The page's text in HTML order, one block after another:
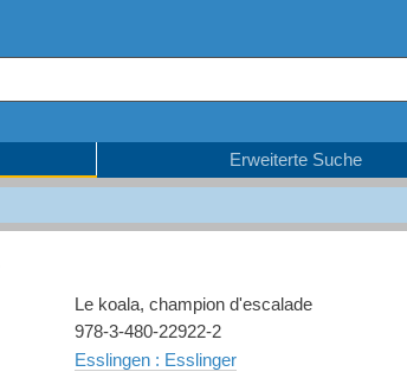
Erweiterte Suche
Le koala, champion d'escalade
978-3-480-22922-2
Esslingen : Esslinger